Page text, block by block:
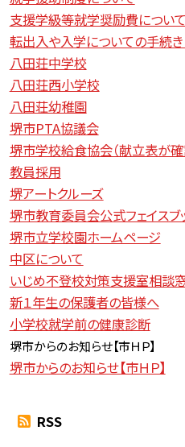
支援学級等就学奨励費について
転出入や入学についての手続き
八田荘中学校
八田荘西小学校
八田荘幼稚園
堺市PTA協議会
堺市学校給食協会（献立表が確
教員採用
堺アートクルーズ
堺市教育委員会公式フェイスブ
堺市立学校園ホームページ
中区について
いじめ不登校対策支援室相談
新１年生の保護者の皆様へ
小学校就学前の健康診断
堺市からのお知らせ【市ＨＰ】
堺市からのお知らせ【市ＨＰ】
RSS